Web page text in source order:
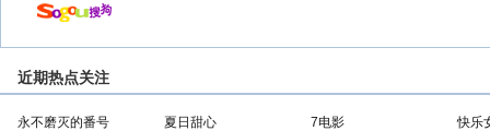
近期热点关注
永不磨灭的番号 夏日甜心 7电影
快乐